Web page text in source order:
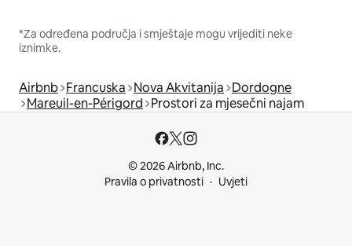
*Za određena područja i smještaje mogu vrijediti neke
iznimke.
Airbnb Francuska Nova Akvitanija Dordogne
Mareuil-en-Périgord Prostori za mjesečni najam
© 2026 Airbnb, Inc.
Pravila o privatnosti
Uvjeti